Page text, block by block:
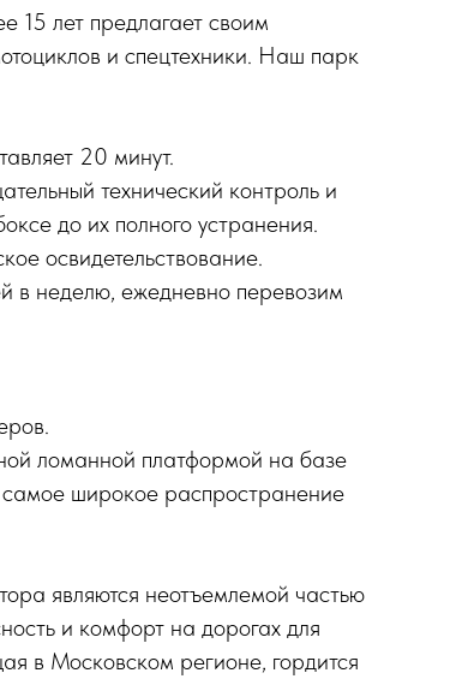
15 лет предлагает своим
и спецтехники. Наш парк
20 минут.
технический контроль и
до их полного устранения.
освидетельствование.
в неделю, ежедневно перевозим
ломанной платформой на базе
самое широкое распространение
являются неотъемлемой частью
и комфорт на дорогах для
в Московском регионе, гордится